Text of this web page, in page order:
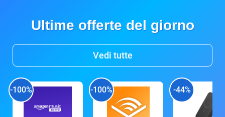
Ultime offerte del giorno
Vedi tutte
-100% -100% -44%